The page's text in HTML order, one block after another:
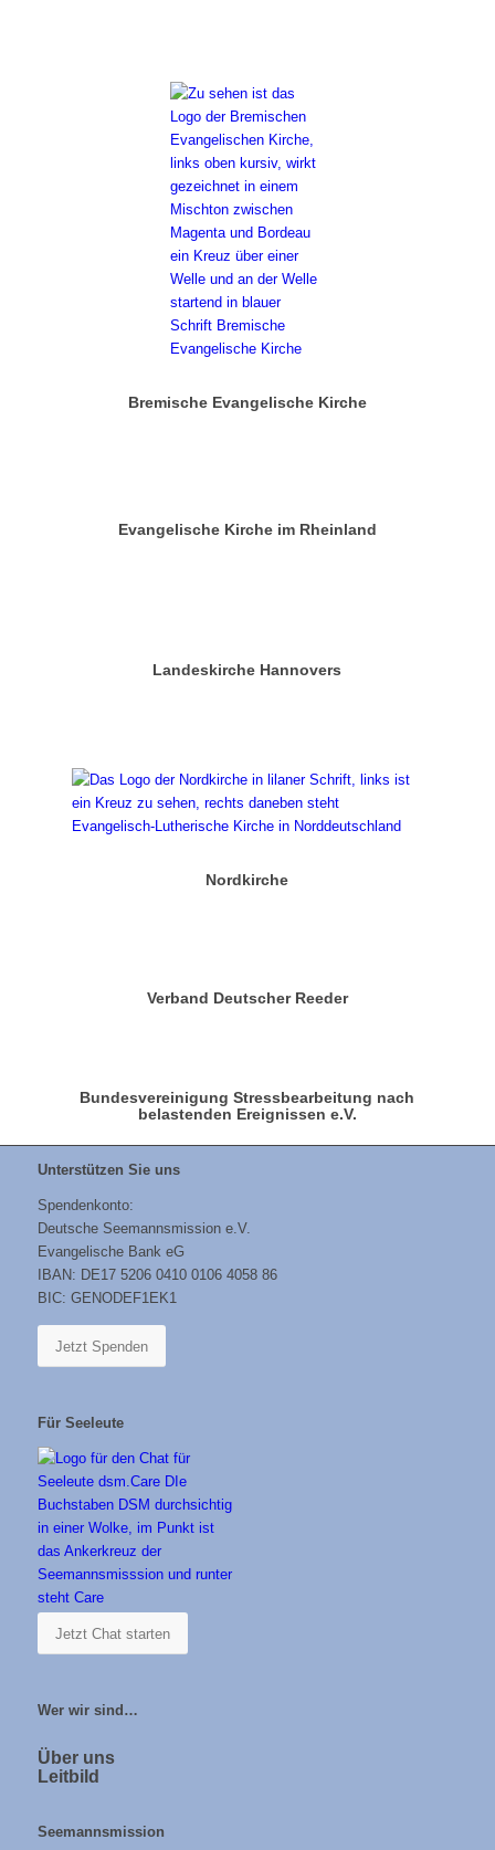
Bremische Evangelische Kirche
Evangelische Kirche im Rheinland
Landeskirche Hannovers
Nordkirche
Verband Deutscher Reeder
Bundesvereinigung Stressbearbeitung nach
belastenden Ereignissen e.V.
Unterstützen Sie uns
Spendenkonto:
Deutsche Seemannsmission e.V.
Evangelische Bank eG
IBAN: DE17 5206 0410 0106 4058 86
BIC: GENODEF1EK1
Jetzt Spenden
Für Seeleute
Jetzt Chat starten
Wer wir sind…
Über uns
Leitbild
Seemannsmission